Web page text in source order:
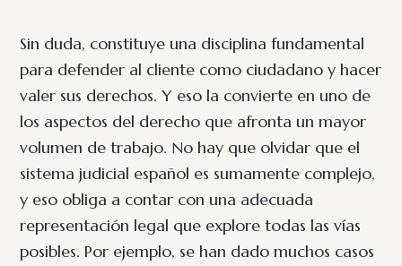
Sin duda, constituye una disciplina fundamental
para defender al cliente como ciudadano y hacer
valer sus derechos. Y eso la convierte en uno de
los aspectos del derecho que afronta un mayor
volumen de trabajo. No hay que olvidar que el
sistema judicial español es sumamente complejo,
y eso obliga a contar con una adecuada
representación legal que explore todas las vías
posibles. Por ejemplo, se han dado muchos casos